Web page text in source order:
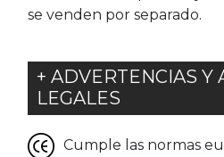
se venden por separado.
+ ADVERTENCIAS Y
LEGALES
Cumple las normas